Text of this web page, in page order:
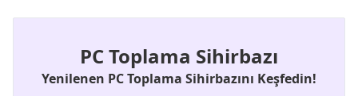
PC Toplama Sihirbazı
Yenilenen PC Toplama Sihirbazını Keşfedin!